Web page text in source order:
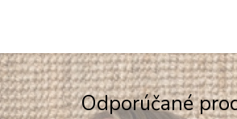
Odporúčané